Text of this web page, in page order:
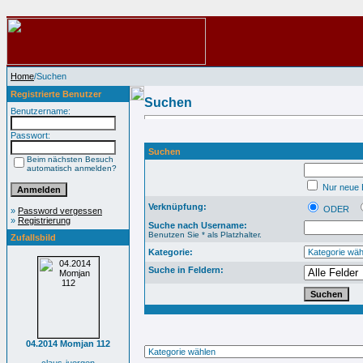
Home/Suchen
Registrierte Benutzer
Benutzername:
Passwort:
Beim nächsten Besuch
automatisch anmelden?
» Password vergessen
» Registrierung
Zufallsbild
04.2014 Momjan 112
Suchen
Suchen
Nur neue
Verknüpfung:
ODER
Suche nach Username:
Benutzen Sie * als Platzhalter.
Kategorie:
Suche in Feldern: